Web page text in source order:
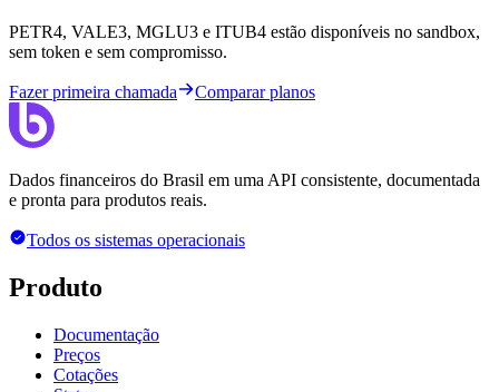
PETR4, VALE3, MGLU3 e ITUB4 estão disponíveis no sandbox,
sem token e sem compromisso.
Fazer primeira chamada Comparar planos
Dados financeiros do Brasil em uma API consistente, documentada
e pronta para produtos reais.
Todos os sistemas operacionais
Produto
Documentação
Preços
Cotações